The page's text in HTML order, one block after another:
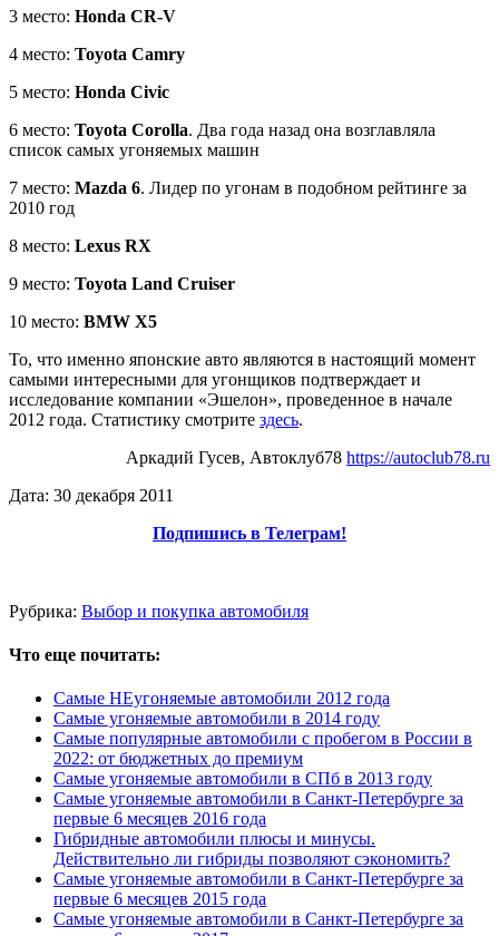
3 место: Honda CR-V
4 место: Toyota Camry
5 место: Honda Civic
6 место: Toyota Corolla. Два года назад она возглавляла
список самых угоняемых машин
7 место: Mazda 6. Лидер по угонам в подобном рейтинге за
2010 год
8 место: Lexus RX
9 место: Toyota Land Cruiser
10 место: BMW X5
То, что именно японские авто являются в настоящий момент
самыми интересными для угонщиков подтверждает и
исследование компании «Эшелон», проведенное в начале
2012 года. Статистику смотрите здесь.
Аркадий Гусев, Автоклуб78 https://autoclub78.ru
Дата: 30 декабря 2011
Подпишись в Телеграм!
Рубрика: Выбор и покупка автомобиля
Что еще почитать:
Самые НЕугоняемые автомобили 2012 года
Самые угоняемые автомобили в 2014 году
Самые популярные автомобили с пробегом в России в
2022: от бюджетных до премиум
Самые угоняемые автомобили в СПб в 2013 году
Самые угоняемые автомобили в Санкт-Петербурге за
первые 6 месяцев 2016 года
Гибридные автомобили плюсы и минусы.
Действительно ли гибриды позволяют сэкономить?
Самые угоняемые автомобили в Санкт-Петербурге за
первые 6 месяцев 2015 года
Самые угоняемые автомобили в Санкт-Петербурге за